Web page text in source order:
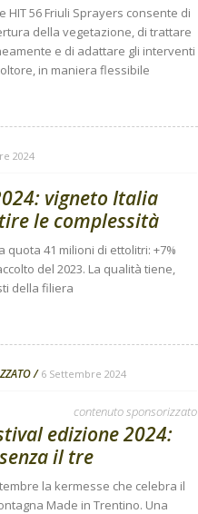
HIT 56 Friuli Sprayers consente di
della vegetazione, di trattare
e di adattare gli interventi
in maniera flessibile
2024
vigneto Italia
le complessità
quota 41 milioni di ettolitri: +7%
del 2023. La qualità tiene,
della filiera
6 Settembre 2024
contenuto sponsorizzato
edizione 2024:
il tre
la kermesse che celebra il
Made in Trentino. Una